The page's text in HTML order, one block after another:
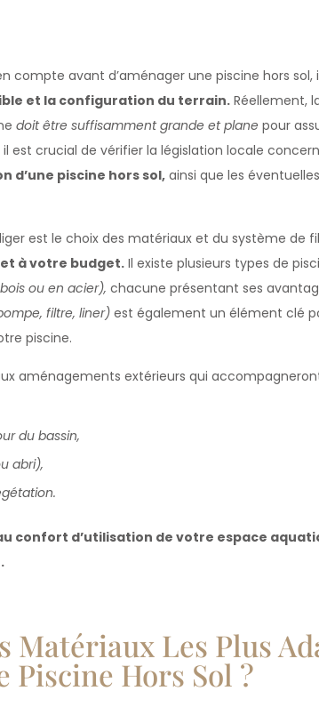
compte avant d’aménager une piscine hors sol,
et la configuration du terrain. Réellement,
doit être suffisamment grande et plane pour
est crucial de vérifier la législation locale
d’une piscine hors sol, ainsi que les
est le choix des matériaux et du système de
à votre budget. Il existe plusieurs types de
ou en acier), chacune présentant ses
filtre, liner)est également un élément clé
piscine.
aménagements extérieurs qui
du bassin,
abri),
confort d’utilisation de votre espace
Matériaux Les Plus
Piscine Hors Sol ?